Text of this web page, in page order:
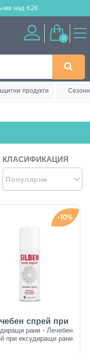
над 62€
0
продукти
КЛАСИФИКАЦИЯ
Популярни
-10%
спрей при
рани - Лечебен
при ексудиращи рани